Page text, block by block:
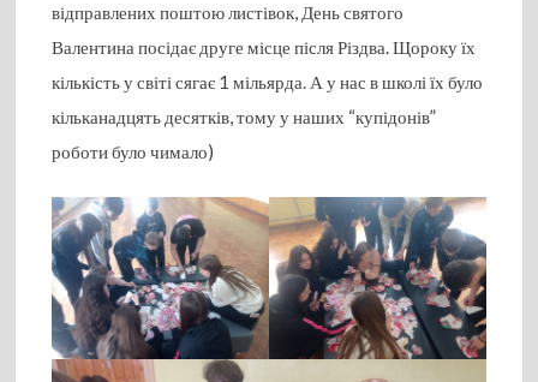
відправлених поштою листівок, День святого
Валентина посідає друге місце після Різдва. Щороку їх
кількість у світі сягає 1 мільярда. А у нас в школі їх було
кільканадцять десятків, тому у наших “купідонів”
роботи було чимало)